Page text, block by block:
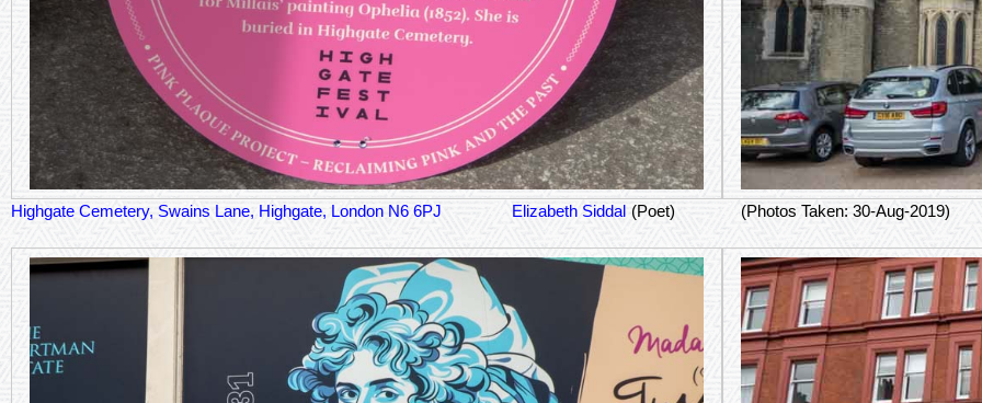
Highgate Cemetery, Swains Lane, Highgate, London N6 6PJ Elizabeth Siddal (Poet) (Photos Taken: 30-Aug-2019)